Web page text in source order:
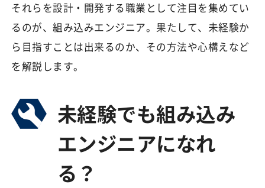
それらを設計・開発する職業として注目を集めてい
るのが、組み込みエンジニア。果たして、未経験か
ら目指すことは出来るのか、その方法や心構えなど
を解説します。
未経験でも組み込み
エンジニアになれ
る？